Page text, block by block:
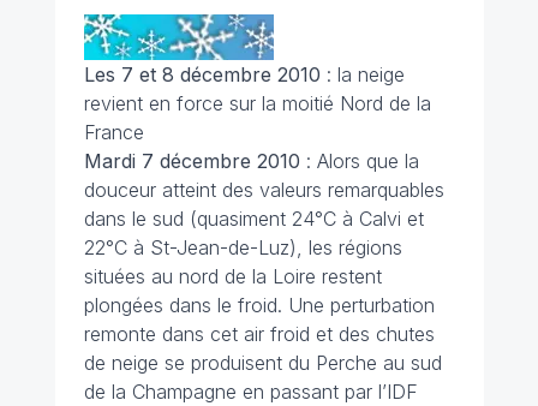
Les 7 et 8 décembre 2010 : la neige
revient en force sur la moitié Nord de la
France
Mardi 7 décembre 2010 : Alors que la
douceur atteint des valeurs remarquables
dans le sud (quasiment 24°C à Calvi et
22°C à St-Jean-de-Luz), les régions
situées au nord de la Loire restent
plongées dans le froid. Une perturbation
remonte dans cet air froid et des chutes
de neige se produisent du Perche au sud
de la Champagne en passant par l’IDF